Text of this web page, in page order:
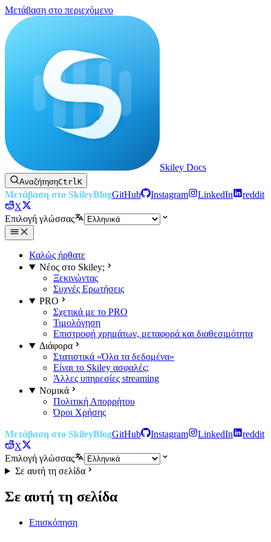
Μετάβαση στο περιεχόμενο
Skiley Docs
ΑναζήτησηCtrlK
Μετάβαση στο SkileyBlogGitHub Instagram LinkedIn
reddit
X
Επιλογή γλώσσας
Καλώς ήρθατε
Νέος στο Skiley;
Ξεκινώντας
Συχνές Ερωτήσεις
PRO
Σχετικά με το PRO
Τιμολόγηση
Επιστροφή χρημάτων, μεταφορά και διαθεσιμότητα
Διάφορα
Στατιστικά «Όλα τα δεδομένα»
Είναι το Skiley ασφαλές;
Άλλες υπηρεσίες streaming
Νομικά
Πολιτική Απορρήτου
Όροι Χρήσης
Μετάβαση στο SkileyBlogGitHub Instagram LinkedIn
reddit
X
Επιλογή γλώσσας
Σε αυτή τη σελίδα
Σε αυτή τη σελίδα
Επισκόπηση